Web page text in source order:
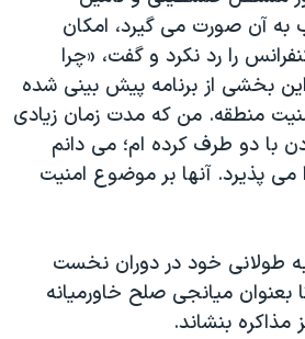
آن صورت می گيرد، امکان
را رد نکرد و گفت، «چرا
بخشی از برنامه پيش بينی شده
منطقه. من که مدت زمان زيادی
با دو طرف کرده ام؛ می دانم
می پذيرد. آنها بر موضوع امنيت
طولانی خود در دوران نخست
ميانجی صلح خاورميانه
بنشاند.